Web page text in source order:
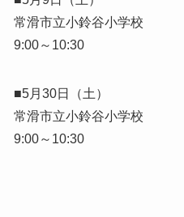
常滑市立小鈴谷小学校
9:00～10:30
■5月30日（土）
常滑市立小鈴谷小学校
9:00～10:30